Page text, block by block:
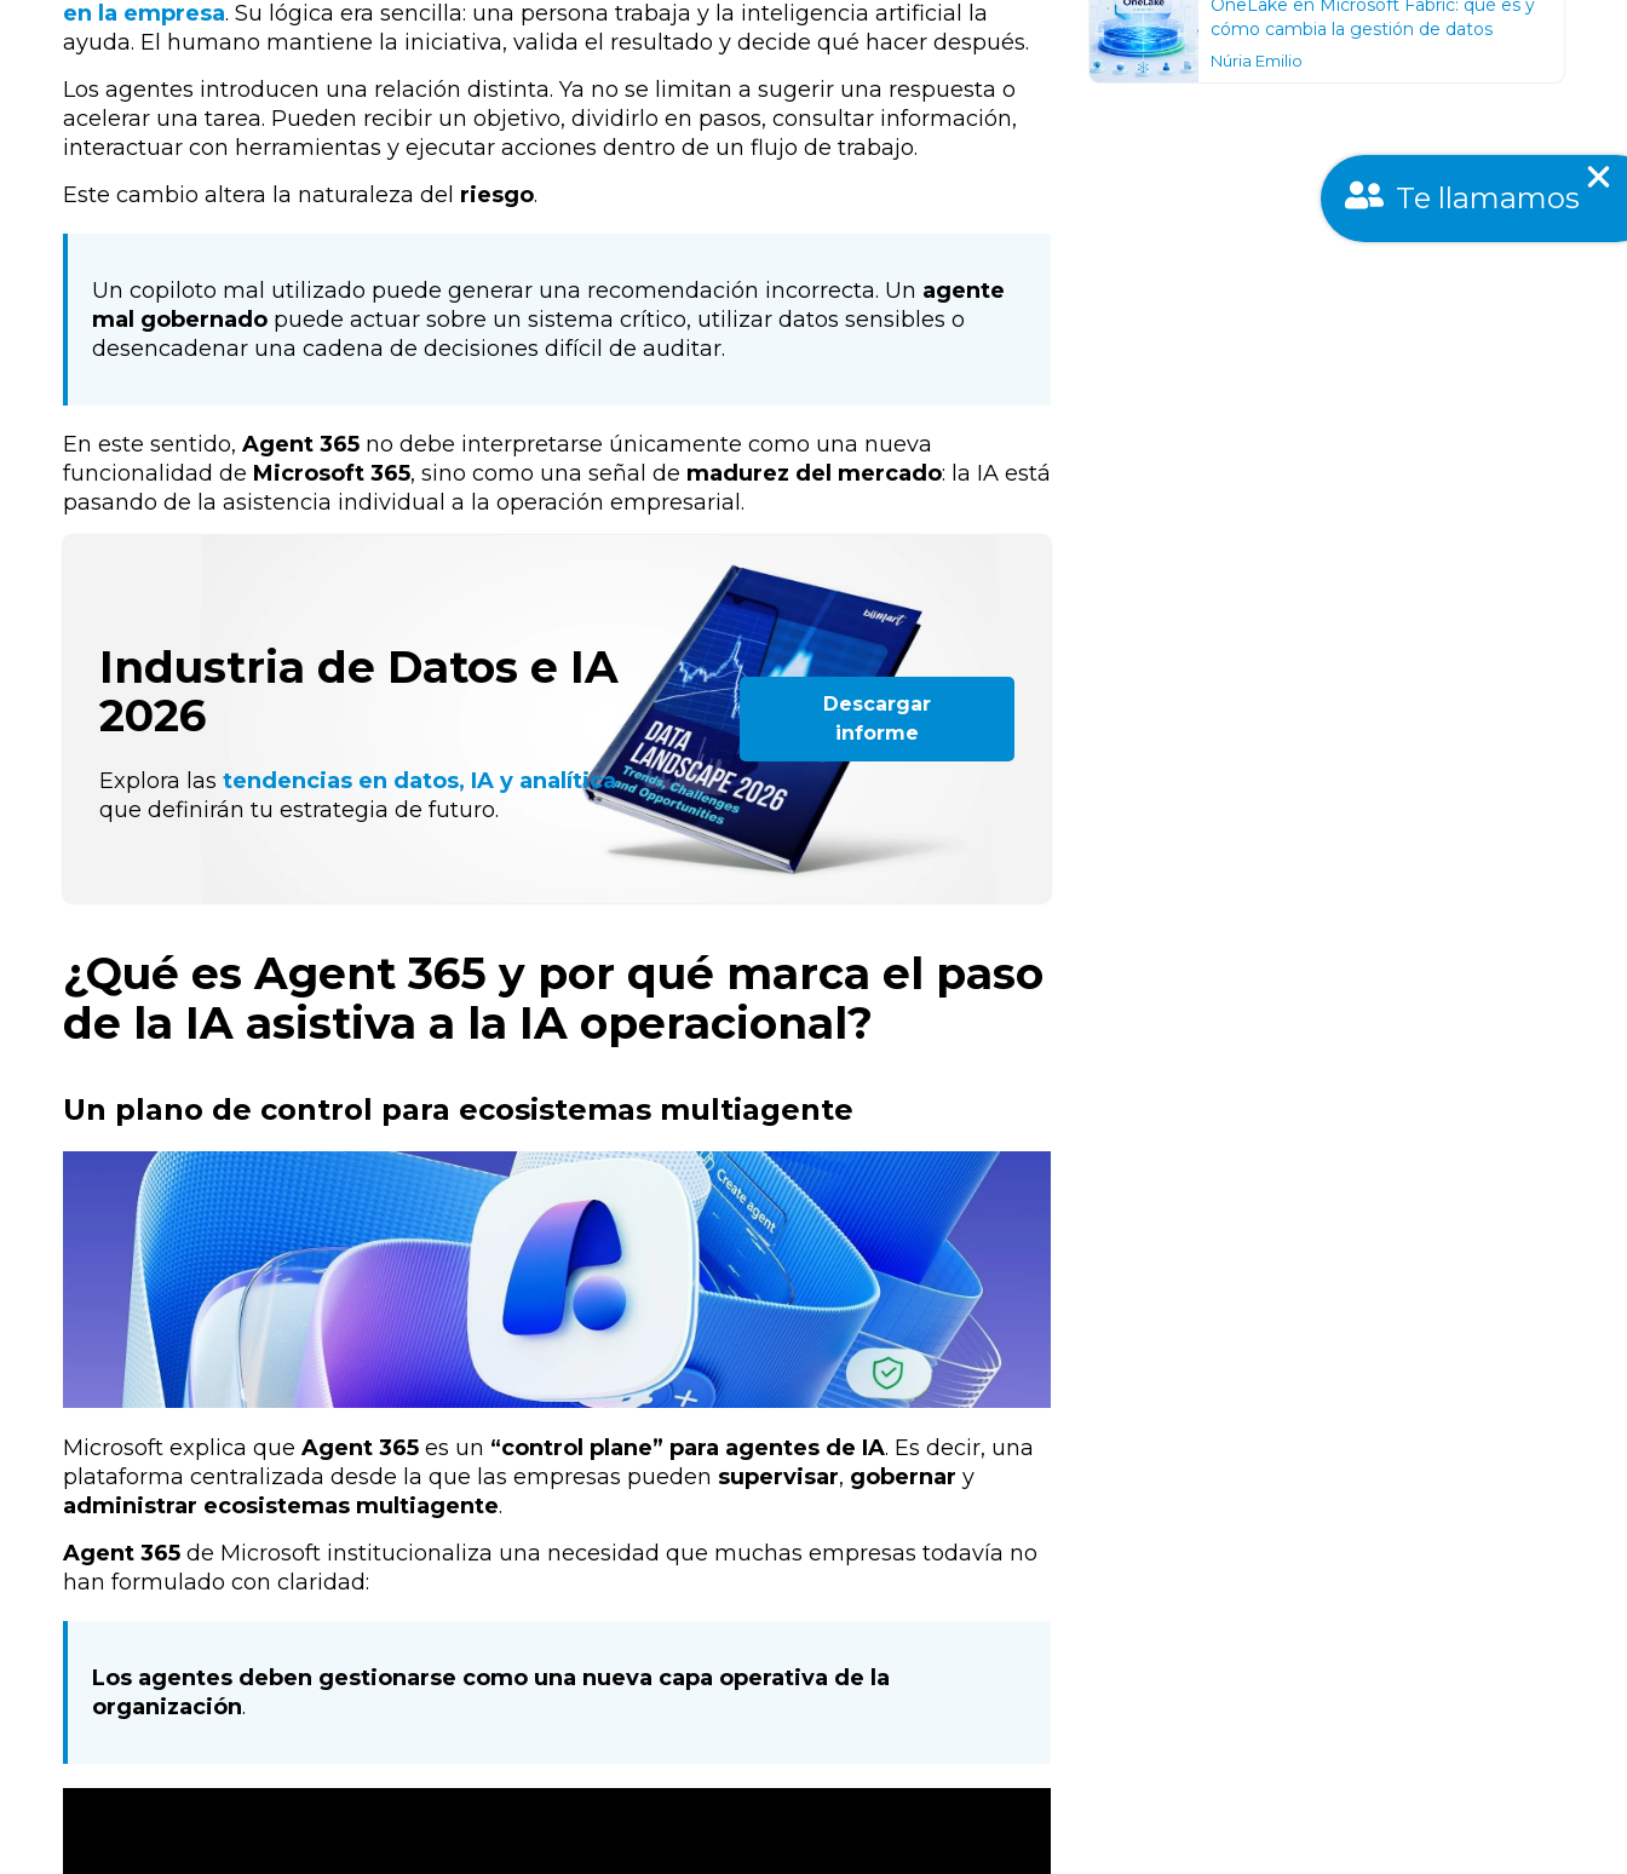
en la empresa. Su lógica era sencilla: una persona trabaja y la inteligencia artificial la
ayuda. El humano mantiene la iniciativa, valida el resultado y decide qué hacer después.
Los agentes introducen una relación distinta. Ya no se limitan a sugerir una respuesta o
acelerar una tarea. Pueden recibir un objetivo, dividirlo en pasos, consultar información,
interactuar con herramientas y ejecutar acciones dentro de un flujo de trabajo.
Este cambio altera la naturaleza del riesgo.
Un copiloto mal utilizado puede generar una recomendación incorrecta. Un agente
mal gobernado puede actuar sobre un sistema crítico, utilizar datos sensibles o
desencadenar una cadena de decisiones difícil de auditar.
En este sentido, Agent 365 no debe interpretarse únicamente como una nueva
funcionalidad de Microsoft 365, sino como una señal de madurez del mercado: la IA está
pasando de la asistencia individual a la operación empresarial.
Industria de Datos e IA
2026
Explora las tendencias en datos, IA y analítica
que definirán tu estrategia de futuro.
Descargar
informe
¿Qué es Agent 365 y por qué marca el paso
de la IA asistiva a la IA operacional?
Un plano de control para ecosistemas multiagente
Microsoft explica que Agent 365 es un “control plane” para agentes de IA. Es decir, una
plataforma centralizada desde la que las empresas pueden supervisar, gobernar y
administrar ecosistemas multiagente.
Agent 365 de Microsoft institucionaliza una necesidad que muchas empresas todavía no
han formulado con claridad:
Los agentes deben gestionarse como una nueva capa operativa de la
organización.
OneLake en Microsoft Fabric: qué es y
cómo cambia la gestión de datos
Núria Emilio
Te llamamos